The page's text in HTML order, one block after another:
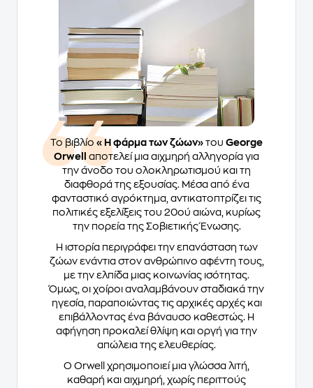
Το βιβλίο «Η φάρμα των ζώων» του George
Orwell
αποτελεί μια αιχμηρή αλληγορία για
την άνοδο του ολοκληρωτισμού και τη
διαφθορά της εξουσίας. Μέσα από ένα
φανταστικό αγρόκτημα, αντικατοπτρίζει τις
πολιτικές εξελίξεις του 20ού αιώνα, κυρίως
την πορεία της Σοβιετικής Ένωσης.
Η ιστορία περιγράφει την επανάσταση των
ζώων ενάντια στον ανθρώπινο αφέντη τους,
με την ελπίδα μιας κοινωνίας ισότητας.
Όμως, οι χοίροι αναλαμβάνουν σταδιακά την
ηγεσία, παραποιώντας τις αρχικές αρχές και
επιβάλλοντας ένα βάναυσο καθεστώς. Η
αφήγηση προκαλεί θλίψη και οργή για την
απώλεια της ελευθερίας.
Ο Orwell χρησιμοποιεί μια γλώσσα λιτή,
καθαρή και αιχμηρή, χωρίς περιττούς